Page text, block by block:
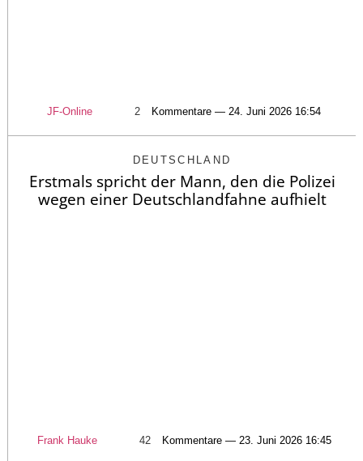
JF-Online 2 Kommentare — 24. Juni 2026 16:54
DEUTSCHLAND
Erstmals spricht der Mann, den die Polizei
wegen einer Deutschlandfahne aufhielt
Frank Hauke 42 Kommentare — 23. Juni 2026 16:45